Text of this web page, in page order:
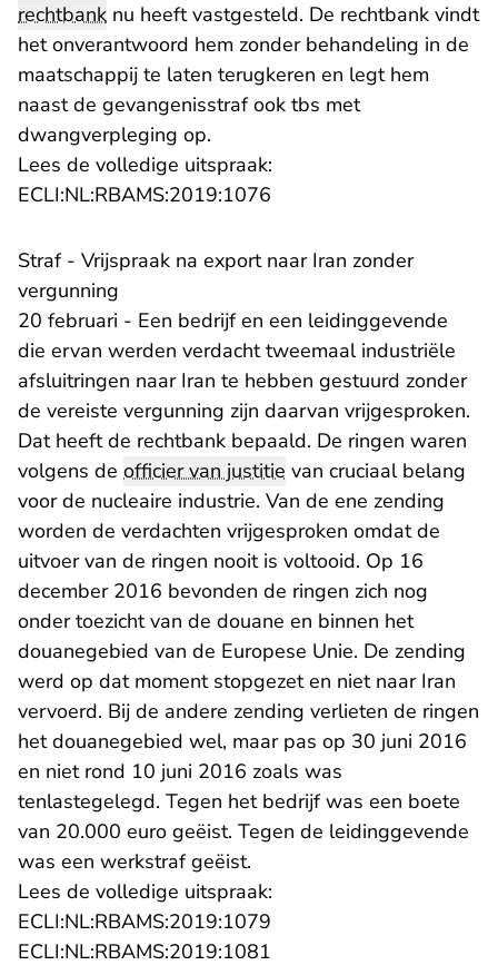
rechtbank nu heeft vastgesteld. De rechtbank vindt
het onverantwoord hem zonder behandeling in de
maatschappij te laten terugkeren en legt hem
naast de gevangenisstraf ook tbs met
dwangverpleging op.
Lees de volledige uitspraak:
ECLI:NL:RBAMS:2019:1076
Straf - Vrijspraak na export naar Iran zonder
vergunning
20 februari - Een bedrijf en een leidinggevende
die ervan werden verdacht tweemaal industriële
afsluitringen naar Iran te hebben gestuurd zonder
de vereiste vergunning zijn daarvan vrijgesproken.
Dat heeft de rechtbank bepaald. De ringen waren
volgens de officier van justitie van cruciaal belang
voor de nucleaire industrie. Van de ene zending
worden de verdachten vrijgesproken omdat de
uitvoer van de ringen nooit is voltooid. Op 16
december 2016 bevonden de ringen zich nog
onder toezicht van de douane en binnen het
douanegebied van de Europese Unie. De zending
werd op dat moment stopgezet en niet naar Iran
vervoerd. Bij de andere zending verlieten de ringen
het douanegebied wel, maar pas op 30 juni 2016
en niet rond 10 juni 2016 zoals was
tenlastegelegd. Tegen het bedrijf was een boete
van 20.000 euro geëist. Tegen de leidinggevende
was een werkstraf geëist.
Lees de volledige uitspraak:
ECLI:NL:RBAMS:2019:1079
ECLI:NL:RBAMS:2019:1081